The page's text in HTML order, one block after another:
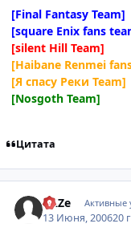
[Final Fantasy Team]
[square Enix fans
[silent Hill Team]
[Haibane Renmei
[Я спасу Реки Team]
[Nosgoth Team]
Цитата
dAZe Активные
13 Июня, 200620 г